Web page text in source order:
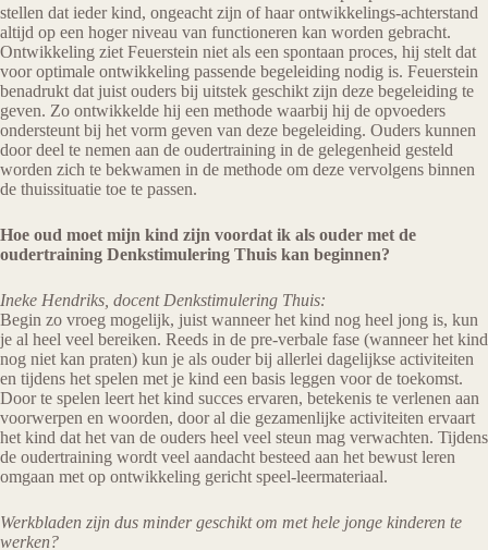
stellen dat ieder kind, ongeacht zijn of haar ontwikkelings-achterstand
altijd op een hoger niveau van functioneren kan worden gebracht.
Ontwikkeling ziet Feuerstein niet als een spontaan proces, hij stelt dat
voor optimale ontwikkeling passende begeleiding nodig is. Feuerstein
benadrukt dat juist ouders bij uitstek geschikt zijn deze begeleiding te
geven. Zo ontwikkelde hij een methode waarbij hij de opvoeders
ondersteunt bij het vorm geven van deze begeleiding. Ouders kunnen
door deel te nemen aan de oudertraining in de gelegenheid gesteld
worden zich te bekwamen in de methode om deze vervolgens binnen
de thuissituatie toe te passen.
Hoe oud moet mijn kind zijn voordat ik als ouder met de
oudertraining Denkstimulering Thuis kan beginnen?
Ineke Hendriks, docent Denkstimulering Thuis:
Begin zo vroeg mogelijk, juist wanneer het kind nog heel jong is, kun
je al heel veel bereiken. Reeds in de pre-verbale fase (wanneer het kind
nog niet kan praten) kun je als ouder bij allerlei dagelijkse activiteiten
en tijdens het spelen met je kind een basis leggen voor de toekomst.
Door te spelen leert het kind succes ervaren, betekenis te verlenen aan
voorwerpen en woorden, door al die gezamenlijke activiteiten ervaart
het kind dat het van de ouders heel veel steun mag verwachten. Tijdens
de oudertraining wordt veel aandacht besteed aan het bewust leren
omgaan met op ontwikkeling gericht speel-leermateriaal.
Werkbladen zijn dus minder geschikt om met hele jonge kinderen te
werken?